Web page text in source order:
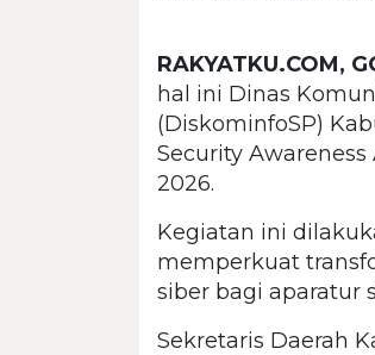
RAKYATKU.COM,
hal ini Dinas
(DiskominfoSP)
Security
2026.
Kegiatan ini
memperkuat
siber bagi aparatur
Sekretaris Daerah